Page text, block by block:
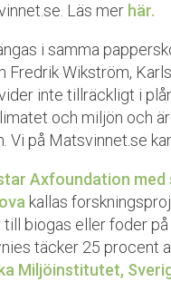
Läs mer här.
i samma
Fredrik Wikström,
inte tillräckligt i
och miljön och
på Matsvinnet.se
Axfoundation
kallas
biogas eller foder
täcker 25 procent
Miljöinstitutet,